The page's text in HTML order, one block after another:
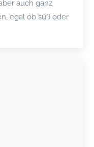
auch ganz
egal ob süß oder